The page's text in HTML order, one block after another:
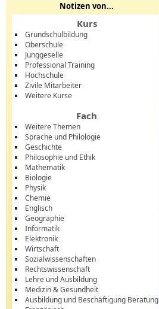
Notizen von...
Kurs
Grundschulbildung
Oberschule
Junggeselle
Professional Training
Hochschule
Zivile Mitarbeiter
Weitere Kurse
Fach
Weitere Themen
Sprache und Philologie
Geschichte
Philosophie und Ethik
Mathematik
Biologie
Physik
Chemie
Englisch
Geographie
Informatik
Elektronik
Wirtschaft
Sozialwissenschaften
Rechtswissenschaft
Lehre und Ausbildung
Medizin & Gesundheit
Ausbildung und Beschäftigung Beratung